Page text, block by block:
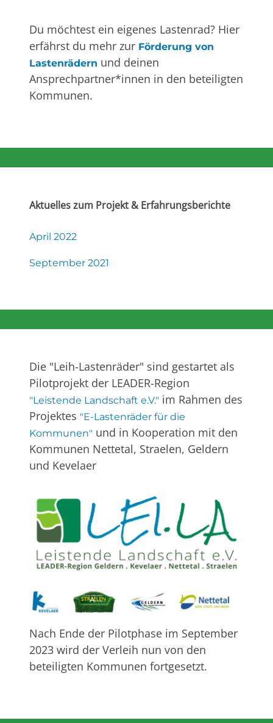
Du möchtest ein eigenes Lastenrad? Hier
erfährst du mehr zur Förderung von
Lastenrädern und deinen
Ansprechpartner*innen in den beteiligten
Kommunen.
Aktuelles zum Projekt & Erfahrungsberichte
April 2022
September 2021
Die "Leih-Lastenräder" sind gestartet als
Pilotprojekt der LEADER-Region
"Leistende Landschaft e.V." im Rahmen des
Projektes "E-Lastenräder für die
Kommunen" und in Kooperation mit den
Kommunen Nettetal, Straelen, Geldern
und Kevelaer
Nach Ende der Pilotphase im September
2023 wird der Verleih nun von den
beteiligten Kommunen fortgesetzt.